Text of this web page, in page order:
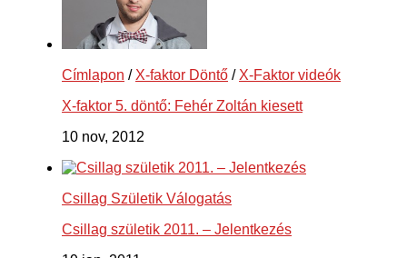
Címlapon / X-faktor Döntő / X-Faktor videók
X-faktor 5. döntő: Fehér Zoltán kiesett
10 nov, 2012
Csillag Születik Válogatás
Csillag születik 2011. – Jelentkezés